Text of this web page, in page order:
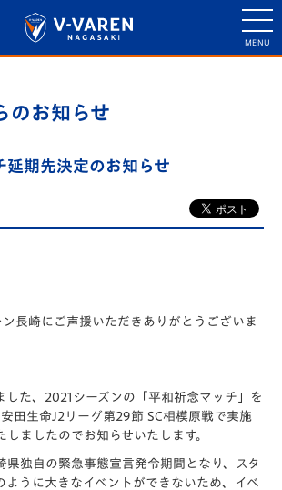
のお知らせ
延期先決定のお知らせ
長崎にご声援いただきありがとうございま
した、2021シーズンの「平和祈念マッチ」を
田生命J2リーグ第29節 SC相模原戦で実施
しましたのでお知らせいたします。
県独自の緊急事態宣言発令期間となり、スタ
ように大きなイベントができないため、イベ